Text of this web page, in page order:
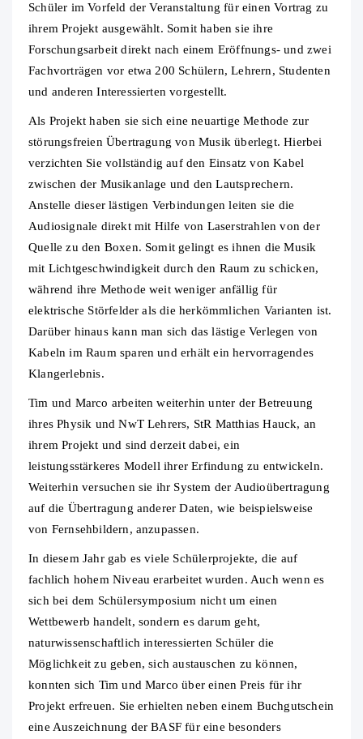
Schüler im Vorfeld der Veranstaltung für einen Vortrag zu
ihrem Projekt ausgewählt. Somit haben sie ihre
Forschungsarbeit direkt nach einem Eröffnungs- und zwei
Fachvorträgen vor etwa 200 Schülern, Lehrern, Studenten
und anderen Interessierten vorgestellt.
Als Projekt haben sie sich eine neuartige Methode zur
störungsfreien Übertragung von Musik überlegt. Hierbei
verzichten Sie vollständig auf den Einsatz von Kabel
zwischen der Musikanlage und den Lautsprechern.
Anstelle dieser lästigen Verbindungen leiten sie die
Audiosignale direkt mit Hilfe von Laserstrahlen von der
Quelle zu den Boxen. Somit gelingt es ihnen die Musik
mit Lichtgeschwindigkeit durch den Raum zu schicken,
während ihre Methode weit weniger anfällig für
elektrische Störfelder als die herkömmlichen Varianten ist.
Darüber hinaus kann man sich das lästige Verlegen von
Kabeln im Raum sparen und erhält ein hervorragendes
Klangerlebnis.
Tim und Marco arbeiten weiterhin unter der Betreuung
ihres Physik und NwT Lehrers, StR Matthias Hauck, an
ihrem Projekt und sind derzeit dabei, ein
leistungsstärkeres Modell ihrer Erfindung zu entwickeln.
Weiterhin versuchen sie ihr System der Audioübertragung
auf die Übertragung anderer Daten, wie beispielsweise
von Fernsehbildern, anzupassen.
In diesem Jahr gab es viele Schülerprojekte, die auf
fachlich hohem Niveau erarbeitet wurden. Auch wenn es
sich bei dem Schülersymposium nicht um einen
Wettbewerb handelt, sondern es darum geht,
naturwissenschaftlich interessierten Schüler die
Möglichkeit zu geben, sich austauschen zu können,
konnten sich Tim und Marco über einen Preis für ihr
Projekt erfreuen. Sie erhielten neben einem Buchgutschein
eine Auszeichnung der BASF für eine besonders